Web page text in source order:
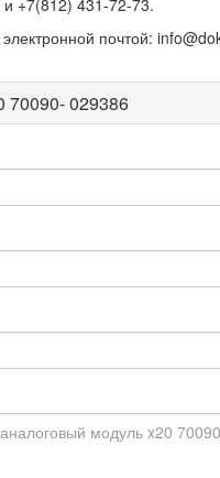
+7(812) 431-72-73.
почтой:
70090- 029386